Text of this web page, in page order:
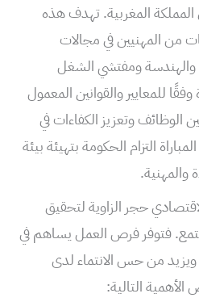
المغربية. تهدف هذه
من المهنيين في مجالات
والهندسة ومفتشي الشغل
للمعايير والقوانين المعمول
الوظائف وتعزيز الكفاءات في
التزام الحكومة بتهيئة بيئة
والمهنية.
حجر الزاوية لتحقيق
فتوفر فرص العمل يساهم في
من حس الانتماء لدى
التالية: